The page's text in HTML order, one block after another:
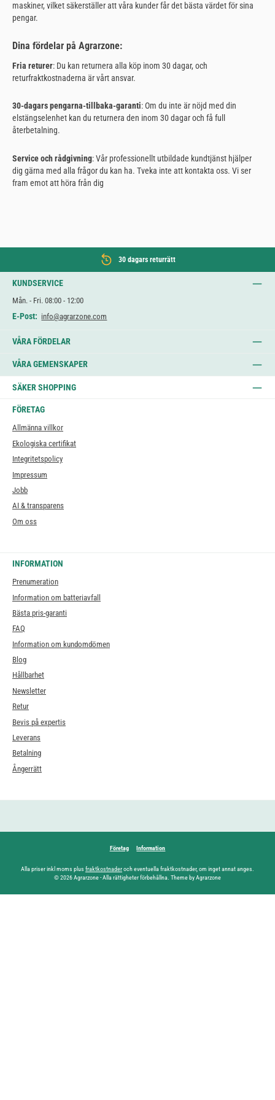
maskiner, vilket säkerställer att våra kunder får det bästa värdet för sina
pengar.
Dina fördelar på Agrarzone:
Fria returer: Du kan returnera alla köp inom 30 dagar, och
returfraktkostnaderna är vårt ansvar.
30-dagars pengarna-tillbaka-garanti: Om du inte är nöjd med din
elstängselenhet kan du returnera den inom 30 dagar och få full
återbetalning.
Service och rådgivning: Vår professionellt utbildade kundtjänst hjälper
dig gärna med alla frågor du kan ha. Tveka inte att kontakta oss. Vi ser
fram emot att höra från dig
30 dagars returrätt
KUNDSERVICE
Mån. - Fri. 08:00 - 12:00
E-Post: info@agrarzone.com
VÅRA FÖRDELAR
VÅRA GEMENSKAPER
SÄKER SHOPPING
FÖRETAG
Allmänna villkor
Ekologiska certifikat
Integritetspolicy
Impressum
Jobb
AI & transparens
Om oss
INFORMATION
Prenumeration
Information om batteriavfall
Bästa pris-garanti
FAQ
Information om kundomdömen
Blog
Hållbarhet
Newsletter
Retur
Bevis på expertis
Leverans
Betalning
Ångerrätt
Företag Information
Alla priser inkl moms plus fraktkostnaderoch eventuella fraktkostnader, om inget annat anges.
© 2026 Agrarzone - Alla rättigheter förbehållna. Theme by Agrarzone